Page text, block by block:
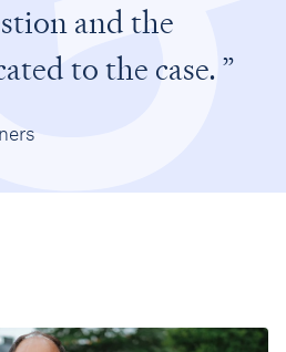
and the
to the case.